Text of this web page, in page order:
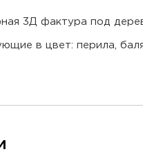
3Д фактура под
в цвет: перила,